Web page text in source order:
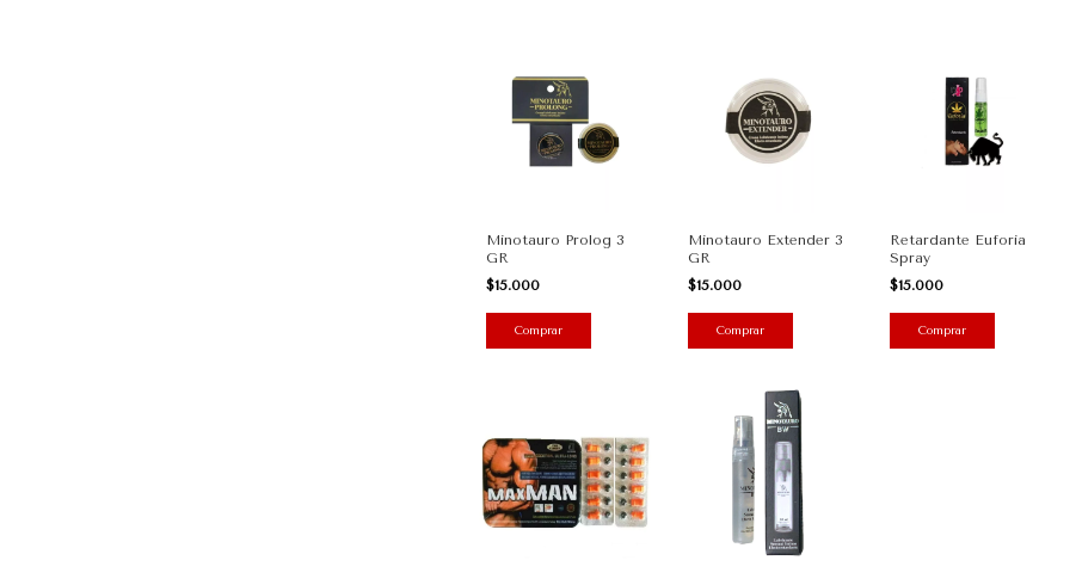
Minotauro Prolog 3
GR
$15.000
Minotauro Extender 3
GR
$15.000
Retardante Euforia
Spray
$15.000